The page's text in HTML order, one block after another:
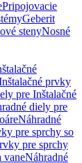
Pripojovacie
Geberit
stenyNosné
prvky
pre Inštalačné
diely pre
Náhradné
pre sprchy so
pre sprchy
vaneNáhradné